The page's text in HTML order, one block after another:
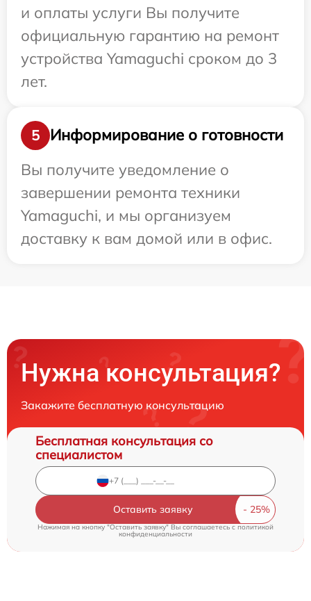
и оплаты услуги Вы получите
официальную гарантию на ремонт
устройства Yamaguchi сроком до 3
лет.
5
Информирование о готовности
Вы получите уведомление о
завершении ремонта техники
Yamaguchi, и мы организуем
доставку к вам домой или в офис.
Нужна консультация?
Закажите бесплатную консультацию
Бесплатная консультация со
специалистом
Оставить заявку
Нажимая на кнопку "Оставить заявку" Вы соглашаетесь cполитикой
конфиденциальности